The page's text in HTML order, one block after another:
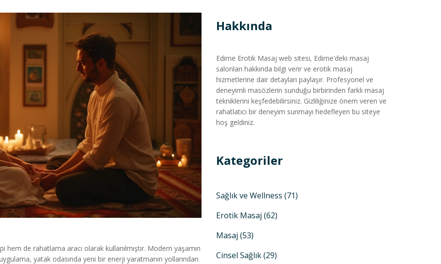
de rahatlama aracı olarak kullanılmıştır. Modern yaşamın
yatak odasında yeni bir enerji yaratmanın yollarından
Hakkında
Edirne Erotik Masaj web sitesi, Edirne'deki masaj
salonları hakkında bilgi verir ve erotik masaj
hizmetlerine dair detayları paylaşır. Profesyonel ve
deneyimli masözlerin sunduğu birbirinden farklı masaj
tekniklerini keşfedebilirsiniz. Gizliliğinize önem veren ve
rahatlatıcı bir deneyim sunmayı hedefleyen bu siteye
hoş geldiniz.
Kategoriler
Sağlık ve Wellness (71)
Erotik Masaj (62)
Masaj (53)
Cinsel Sağlık(29)